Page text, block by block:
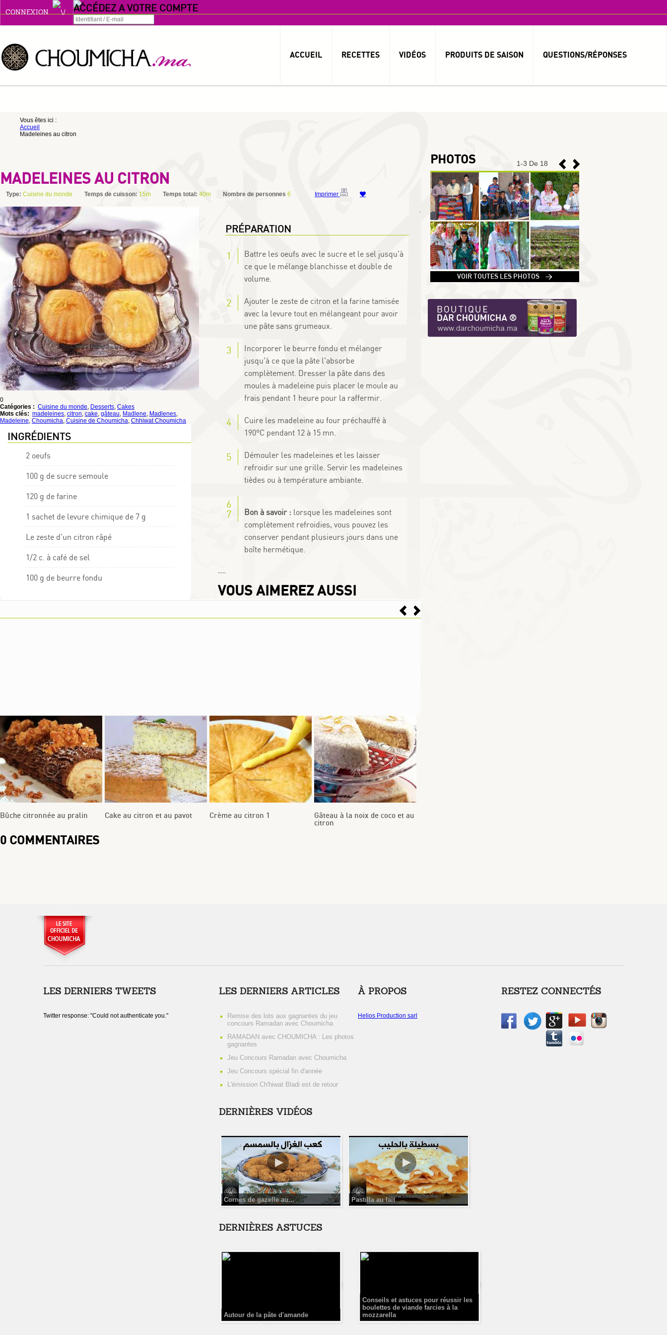
CONNEXION ACCÉDEZ A VOTRE COMPTE
Se souvenir de moi
MOT DE PASSE OUBLIÉ ?
S'INSCRIRE
ACCUEIL RECETTES VIDÉOS PRODUITS DE SAISON QUESTIONS/RÉPONSES
Vous êtes ici :
Accueil
Madeleines au citron
MADELEINES AU CITRON
Type: Cuisine du monde Temps de cuisson: 15m Temps total: 40m Nombre de personnes 6 Imprimer
0
Catégories : Cuisine du monde, Desserts, Cakes
Mots clés: madeleines, citron, cake, gâteau, Madlene, Madlenes,
Madeleine, Choumicha, Cuisine de Choumicha, Chhiwat Choumicha
INGRÉDIENTS
​2 oeufs
100 g de sucre semoule
120 g de farine
1 sachet de levure​ chimique de 7 g
Le zeste d'un citron râpé
1/2 c. à café de sel
100 g de beurre fondu
PRÉPARATION
Battre les oeufs avec le sucre et le sel jusqu'à
ce que le mélange blanchisse et double de
volume.
Ajouter le zeste de citron et la farine tamisée
avec la levure tout en mélangeant pour avoir
une pâte sans grumeaux.
Incorporer le beurre fondu et mélanger
jusqu'à ce que la pâte l'absorbe
complètement. Dresser la pâte dans des
moules à madeleine puis placer le moule au
frais pendant 1 heure pour la raffermir.
Cuire les madeleine au four préchauffé à
190°C pendant 12 à 15 mn.
Démouler les madeleines et les laisser
refroidir sur une grille. Servir les madeleines
tièdes ou à température ambiante.
Bon à savoir : lorsque les madeleines sont
complètement refroidies, vous pouvez les
conserver pendant plusieurs jours dans une
boîte hermétique.
VOUS AIMEREZ AUSSI
Bûche citronnée au pralin Cake au citron et au pavot Crème au citron 1
Gâteau à la noix de coco et au
citron
0 COMMENTAIRES
1-3 De 18
PHOTOS
1 VOIR TOUTES LES PHOTOS >
LES DERNIERS TWEETS
Twitter response: "Could not authenticate you."
LES DERNIERS ARTICLES
Remise des lots aux gagnantes du jeu
concours Ramadan avec Choumicha
RAMADAN avec CHOUMICHA : Les photos
gagnantes
Jeu Concours Ramadan avec Choumicha
Jeu Concours spécial fin d'année
L'émission Ch'hiwat Bladi est de retour
À PROPOS
Helios Production sarl
DERNIÈRES VIDÉOS
Cornes de gazelle au... Pastilla au lait
DERNIÈRES ASTUCES
Autour de la pâte d'amande
Conseils et astuces pour réussir les
boulettes de viande farcies à la
mozzarella
RESTEZ CONNECTÉS